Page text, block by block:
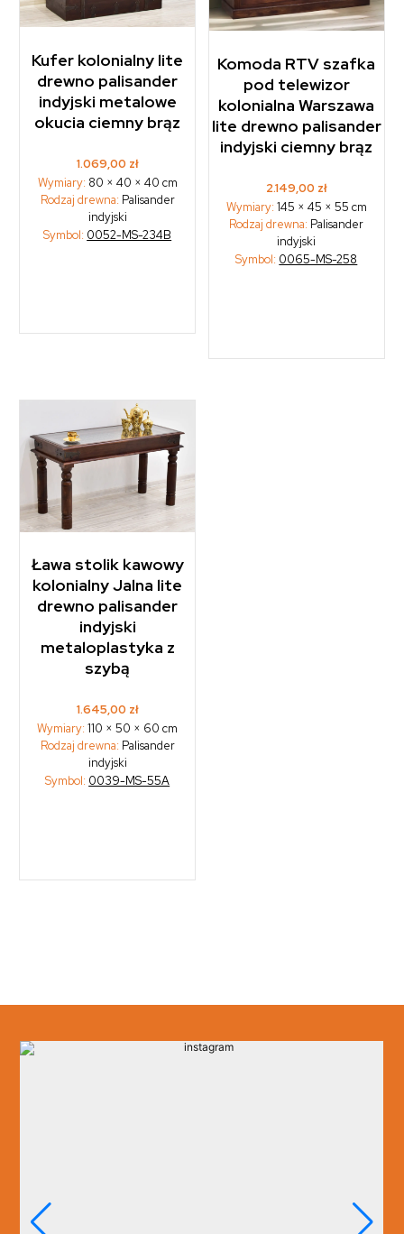
Kufer kolonialny lite
drewno palisander
indyjski metalowe
okucia ciemny brąz
1.069,00 zł
Wymiary: 80 × 40 × 40 cm
Rodzaj drewna: Palisander
indyjski
Symbol: 0052-MS-234B
Komoda RTV szafka
pod telewizor
kolonialna Warszawa
lite drewno palisander
indyjski ciemny brąz
2.149,00 zł
Wymiary: 145 × 45 × 55 cm
Rodzaj drewna: Palisander
indyjski
Symbol: 0065-MS-258
Ława stolik kawowy
kolonialny Jalna lite
drewno palisander
indyjski
metaloplastyka z
szybą
1.645,00 zł
Wymiary:110 × 50 × 60 cm
Rodzaj drewna: Palisander
indyjski
Symbol: 0039-MS-55A